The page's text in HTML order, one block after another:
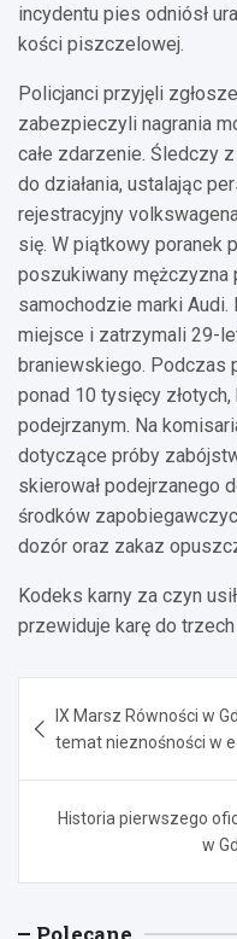
incydentu pies odniósł
kości piszczelowej.
Policjanci przyjęli
zabezpieczyli nagrania
całe zdarzenie. Śledczy
do działania, ustalając
rejestracyjny
się. W piątkowy poranek
poszukiwany
samochodzie marki Audi.
miejsce i zatrzymali 29-
braniewskiego. Podczas
ponad 10 tysięcy
podejrzanym. Na
dotyczące próby
skierował podejrzanego
środków
dozór oraz zakaz
Kodeks karny za czyn
przewiduje karę do
wpisu
IX Marsz Równości w
temat nieznośności w
Historia pierwszego
w
Polecane